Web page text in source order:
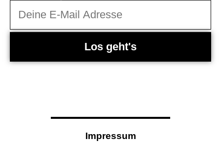
Los geht's
Impressum